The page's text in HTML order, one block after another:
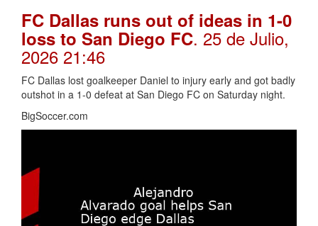
FC Dallas runs out of ideas in 1-0
loss to San Diego FC. 25 de Julio,
2026 21:46
FC Dallas lost goalkeeper Daniel to injury early and got badly
outshot in a 1-0 defeat at San Diego FC on Saturday night.
BigSoccer.com